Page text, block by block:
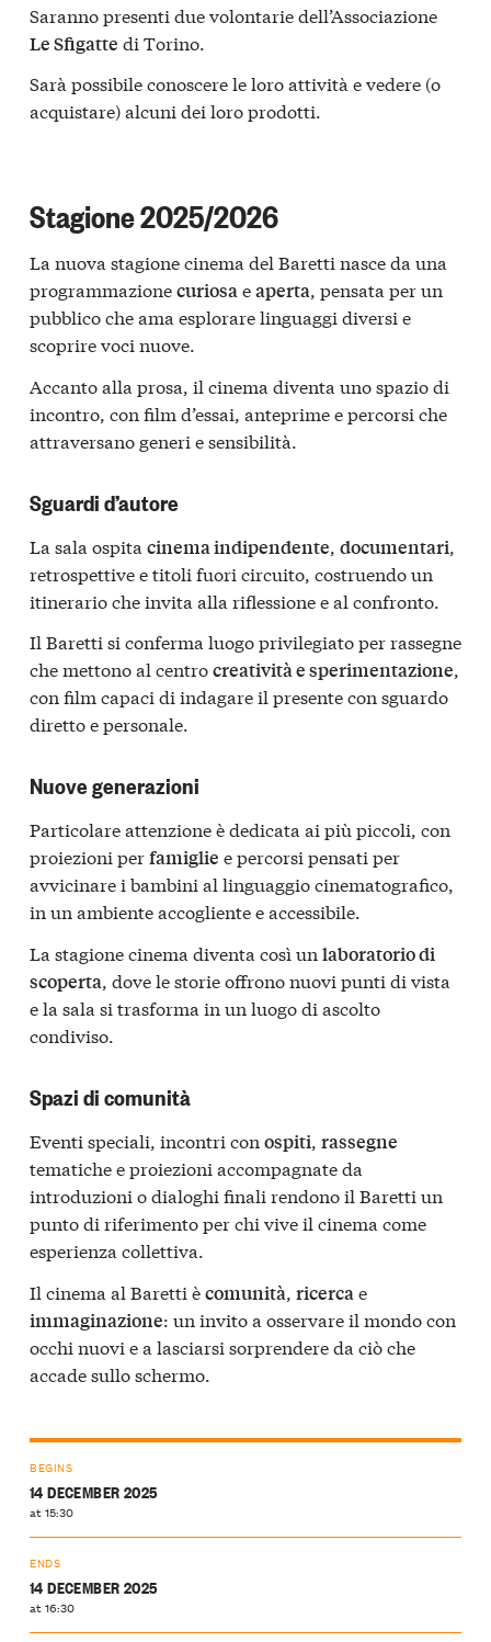
Saranno presenti due volontarie dell’Associazione
Le Sfigatte di Torino.
Sarà possibile conoscere le loro attività e vedere (o
acquistare) alcuni dei loro prodotti.
Stagione 2025/2026
La nuova stagione cinema del Baretti nasce da una
programmazionecuriosaeaperta, pensata per un
pubblico che ama esplorare linguaggi diversi e
scoprire voci nuove.
Accanto alla prosa, il cinema diventa uno spazio di
incontro, con film d’essai, anteprime e percorsi che
attraversano generi e sensibilità.
Sguardi d’autore
La sala ospita cinema indipendente, documentari,
retrospettive e titoli fuori circuito, costruendo un
itinerario che invita alla riflessione e al confronto.
Il Baretti si conferma luogo privilegiato per rassegne
che mettono al centrocreatività e sperimentazione,
con film capaci di indagare il presente con sguardo
diretto e personale.
Nuove generazioni
Particolare attenzione è dedicata ai più piccoli, con
proiezioni perfamiglie e percorsi pensati per
avvicinare i bambini al linguaggio cinematografico,
in un ambiente accogliente e accessibile.
La stagione cinema diventa così un laboratorio di
scoperta, dove le storie offrono nuovi punti di vista
e la sala si trasforma in un luogo di ascolto
condiviso.
Spazi di comunità
Eventi speciali, incontri con ospiti, rassegne
tematiche e proiezioni accompagnate da
introduzioni o dialoghi finali rendono il Baretti un
punto di riferimento per chi vive il cinema come
esperienza collettiva.
Il cinema al Baretti ècomunità, ricercae
immaginazione: un invito a osservare il mondo con
occhi nuovi e a lasciarsi sorprendere da ciò che
accade sullo schermo.
BEGINS
14 DECEMBER 2025
at 15:30
ENDS
14 DECEMBER 2025
at 16:30